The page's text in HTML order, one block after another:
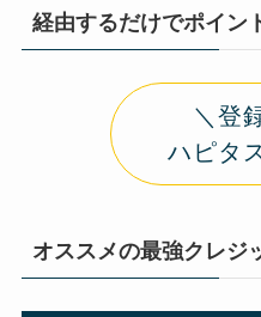
経由するだけでポイン
＼登
ハピタ
オススメの最強クレジ